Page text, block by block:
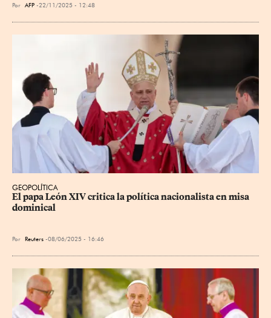
Por AFP 22/11/2025 - 12:48
GEOPOLÍTICA
El papa León XIV critica la política nacionalista en misa
dominical
Por Reuters 08/06/2025 - 16:46